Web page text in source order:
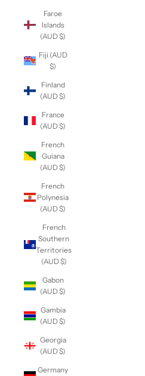
Faroe
Islands
(AUD $)
Fiji (AUD
$)
Finland
(AUD $)
France
(AUD $)
French
Guiana
(AUD $)
French
Polynesia
(AUD $)
French
Southern
Territories
(AUD $)
Gabon
(AUD $)
Gambia
(AUD $)
Georgia
(AUD $)
Germany